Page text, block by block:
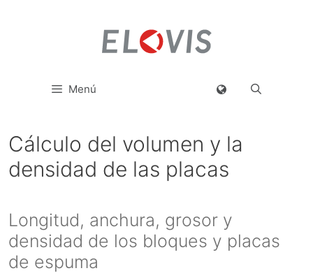
Menú
Cálculo del volumen y la
densidad de las placas
Longitud, anchura, grosor y
densidad de los bloques y placas
de espuma